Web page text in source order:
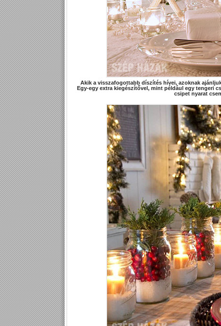
Akik a visszafogottabb díszítés hívei, azoknak
Egy-egy extra kiegészítővel, mint például egy tengeri
csipet nyarat